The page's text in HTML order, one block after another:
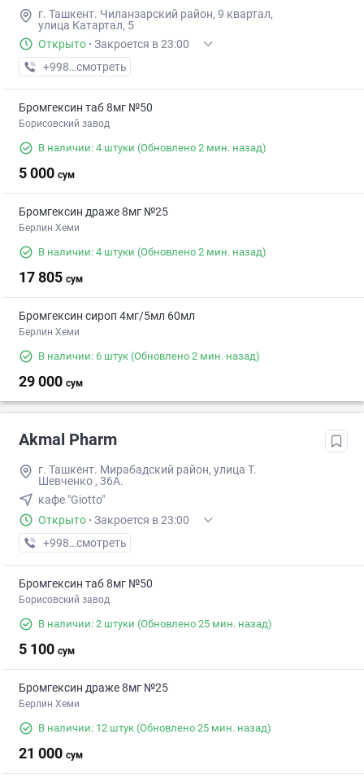
г. Ташкент. Чиланзарский район, 9 квартал,
улица Катартал, 5
Открыто · Закроется в 23:00
+998 (99) XXX-XX-XX
смотреть
Бромгексин таб 8мг №50
Борисовский завод
В наличии: 4 штуки (Обновлено 2 мин. назад)
5 000 сум
Бромгексин драже 8мг №25
Берлин Хеми
В наличии: 4 штуки (Обновлено 2 мин. назад)
17 805 сум
Бромгексин сироп 4мг/5мл 60мл
Берлин Хеми
В наличии: 6 штук (Обновлено 2 мин. назад)
29 000 сум
Akmal Pharm
г. Ташкент. Мирабадский район, улица Т.
Шевченко , 36А.
кафе "Giotto"
Открыто · Закроется в 23:00
+998 (99) XXX-XX-XX
смотреть
Бромгексин таб 8мг №50
Борисовский завод
В наличии: 2 штуки (Обновлено 25 мин. назад)
5 100 сум
Бромгексин драже 8мг №25
Берлин Хеми
В наличии: 12 штук (Обновлено 25 мин. назад)
21 000 сум